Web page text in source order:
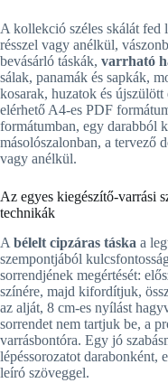
A kollekció széles skálát fed
résszel vagy anélkül,
bevásárló táskák, varrható
sálak, panamák és sapkák,
kosarak, huzatok és
elérhető A4-es PDF
formátumban, egy darabból
másolószalonban, a tervező
vagy anélkül.
Az egyes kiegészítő-varrási
technikák
A bélelt cipzáras táska a
szempontjából
sorrendjének megértését:
színére, majd kifordítjuk,
az alját, 8 cm-es nyílást
sorrendet nem tartjuk be, a
varrásbontóra. Egy jó
lépéssorozatot darabonként,
leíró szöveggel.